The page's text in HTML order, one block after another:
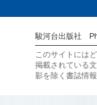
駿河台出版社
このサイトには
掲載されている
影を除く書誌情